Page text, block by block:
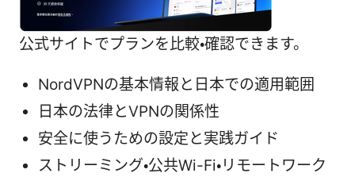
公式サイトでプランを比較・確認できます。
NordVPNの基本情報と日本での適用範囲
日本の法律とVPNの関係性
安全に使うための設定と実践ガイド
ストリーミング・公共Wi-Fi・リモートワーク